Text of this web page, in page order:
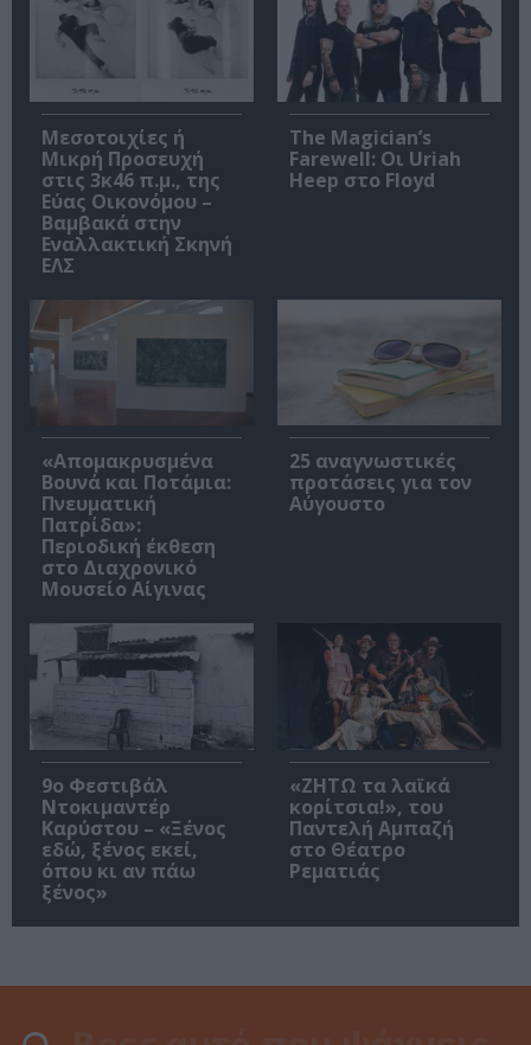
Μεσοτοιχίες ή
Μικρή Προσευχή
στις 3κ46 π.μ., της
Εύας Οικονόμου –
Βαμβακά στην
Εναλλακτική Σκηνή
ΕΛΣ
The Magician’s
Farewell: Οι Uriah
Heep στο Floyd
«Απομακρυσμένα
Βουνά και Ποτάμια:
Πνευματική
Πατρίδα»:
Περιοδική έκθεση
στο Διαχρονικό
Μουσείο Αίγινας
25 αναγνωστικές
προτάσεις για τον
Αύγουστο
9ο Φεστιβάλ
Ντοκιμαντέρ
Καρύστου – «Ξένος
εδώ, ξένος εκεί,
όπου κι αν πάω
ξένος»
«ΖΗΤΩ τα λαϊκά
κορίτσια!», του
Παντελή Αμπαζή
στο Θέατρο
Ρεματιάς